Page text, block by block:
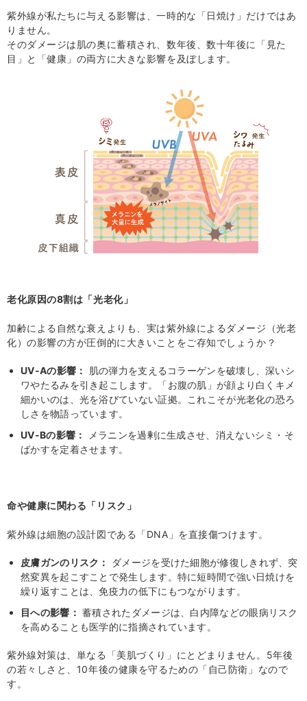
紫外線が私たちに与える影響は、一時的な「日焼け」だけではあ
りません。
そのダメージは肌の奥に蓄積され、数年後、数十年後に「見た
目」と「健康」の両方に大きな影響を及ぼします。
老化原因の8割は「光老化」
加齢による自然な衰えよりも、実は紫外線によるダメージ（光老
化）の影響の方が圧倒的に大きいことをご存知でしょうか？
UV-Aの影響：
肌の弾力を支えるコラーゲンを破壊し、深いシ
ワやたるみを引き起こします。「お腹の肌」が顔より白くキメ
細かいのは、光を浴びていない証拠。これこそが光老化の恐ろ
しさを物語っています。
UV-Bの影響：
メラニンを過剰に生成させ、消えないシミ・そ
ばかすを定着させます。
命や健康に関わる「リスク」
紫外線は細胞の設計図である「DNA」を直接傷つけます。
皮膚ガンのリスク：
ダメージを受けた細胞が修復しきれず、突
然変異を起こすことで発生します。特に短時間で強い日焼けを
繰り返すことは、免疫力の低下にもつながります。
目への影響： 蓄積されたダメージは、白内障などの眼病リスク
を高めることも医学的に指摘されています。
紫外線対策は、単なる「美肌づくり」にとどまりません。 5年後
の若々しさと、 10年後の健康を守るための「自己防衛」なので
す。